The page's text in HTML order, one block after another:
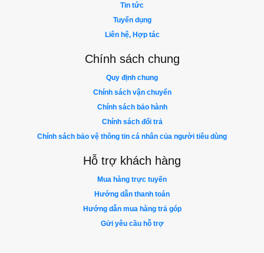
Tin tức
Tuyển dụng
Liên hệ, Hợp tác
Chính sách chung
Quy định chung
Chính sách vận chuyển
Chính sách bảo hành
Chính sách đổi trả
Chính sách bảo vệ thông tin cá nhân của người tiêu dùng
Hỗ trợ khách hàng
Mua hàng trực tuyến
Hướng dẫn thanh toán
Hướng dẫn mua hàng trả góp
Gửi yêu cầu hỗ trợ